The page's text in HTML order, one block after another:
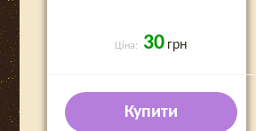
Ціна: 30 грн
Купити